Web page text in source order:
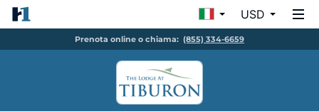
USD
Prenota online o chiama: (855) 334-6659